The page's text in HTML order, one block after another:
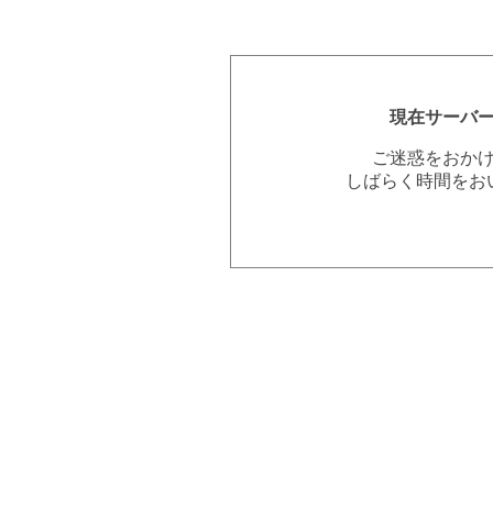
現在サーバ
ご迷惑をおか
しばらく時間を